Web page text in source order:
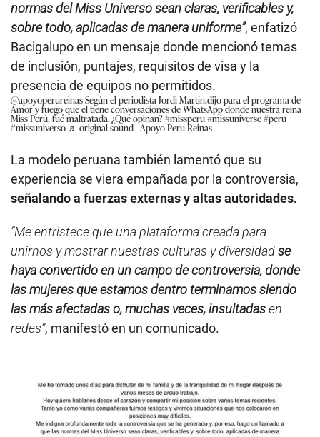
normas del Miss Universo sean claras, verificables y,
sobre todo, aplicadas de manera uniforme”, enfatizó
Bacigalupo en un mensaje donde mencionó temas
de inclusión, puntajes, requisitos de visa y la
presencia de equipos no permitidos.
@apoyoperureinasSegún el periodista Jordi Martín,dijo para el programa de
Amor y fuego que el tiene conversaciones de WhatsApp donde nuestra reina
Miss Perú, fué maltratada. ¿Qué opinan?#missperu#missuniverse#peru
#missuniverso ♬ original sound - Apoyo Peru Reinas
La modelo peruana también lamentó que su
experiencia se viera empañada por la controversia,
señalando a fuerzas externas y altas autoridades.
“Me entristece que una plataforma creada para
unirnos y mostrar nuestras culturas y diversidadse
haya convertido en un campo de controversia, donde
las mujeres que estamos dentro terminamos siendo
las más afectadas o, muchas veces, insultadasen
redes”, manifestó en un comunicado.